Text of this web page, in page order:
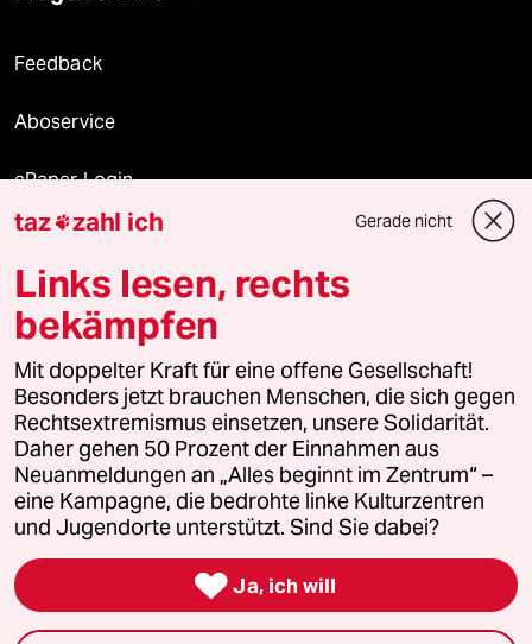
Feedback
Aboservice
ePaper Login
Downloads für Abonnierende
© 2026 taz Verlags und Vertriebs GmbH
Alle Rechte vorbehalten. Bei rechtlichen Fragen oder für Genehmigungen
wenden Sie sich bitte an
lizenzen@taz.de
Feedback Redaktionsstatut Kommune-Richtlinien
Leitlinie Informant Datenschutz Impressum AGB
Seitenwende Einwilligungen widerrufen (Ads)
taz zahl ich Gerade nicht
Links lesen, rechts
bekämpfen
Mit doppelter Kraft für eine offene Gesellschaft!
Besonders jetzt brauchen Menschen, die sich gegen
Rechtsextremismus einsetzen, unsere Solidarität.
Daher gehen 50 Prozent der Einnahmen aus
Neuanmeldungen an „Alles beginnt im Zentrum“ –
eine Kampagne, die bedrohte linke Kulturzentren
und Jugendorte unterstützt. Sind Sie dabei?
 Ja, ich will